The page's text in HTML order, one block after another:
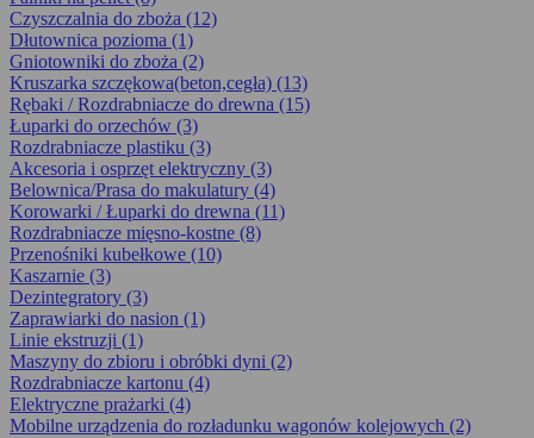
Czyszczalnia do zboża (12)
Dłutownica pozioma (1)
Gniotowniki do zboża (2)
Kruszarka szczękowa(beton,cegła) (13)
Rębaki / Rozdrabniacze do drewna (15)
Łuparki do orzechów (3)
Rozdrabniacze plastiku (3)
Akcesoria i osprzęt elektryczny (3)
Belownica/Prasa do makulatury (4)
Korowarki / Łuparki do drewna (11)
Rozdrabniacze mięsno-kostne (8)
Przenośniki kubełkowe (10)
Kaszarnie (3)
Dezintegra­tory (3)
Zaprawiarki do nasion (1)
Linie ekstruzji (1)
Maszyny do zbioru i obróbki dyni (2)
Rozdrabniacze kartonu (4)
Elektryczne prażarki (4)
Mobilne urządzenia do rozładunku wagonów kolejowych (2)